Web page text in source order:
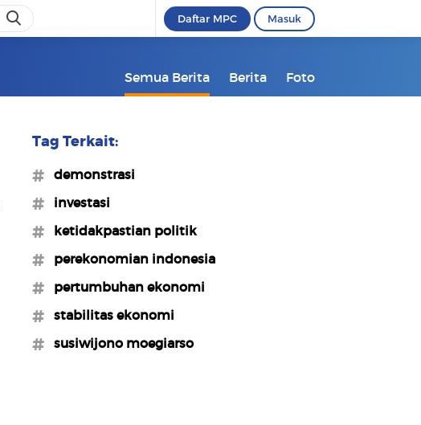
Daftar MPC Masuk
Semua Berita Berita Foto
Tag Terkait:
#demonstrasi
#investasi
#ketidakpastian politik
#perekonomian indonesia
#pertumbuhan ekonomi
#stabilitas ekonomi
#susiwijono moegiarso